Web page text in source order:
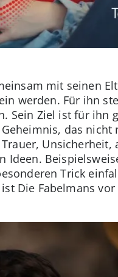
mit seinen
werden. Für ihn
Sein Ziel ist für ihn
das
Unsicherheit,
Ideen.
Trick
Die Fabelmans